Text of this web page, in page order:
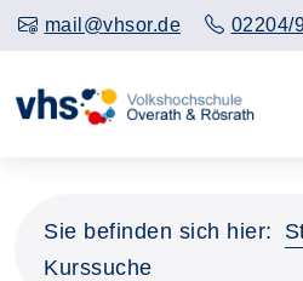
mail@vhsor.de 02204/
Sie befinden sich hier:
Kurssuche